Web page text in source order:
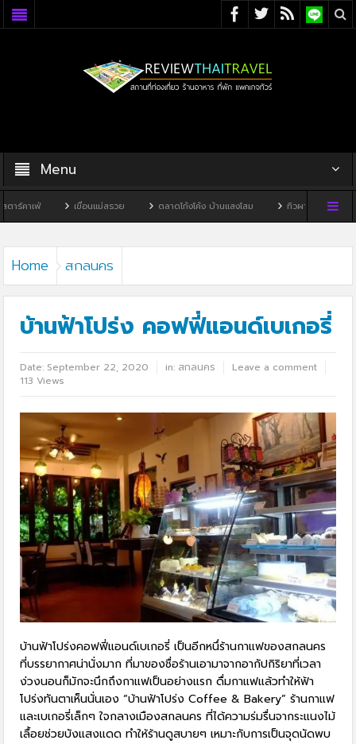
Menu
เขื่อนแม่สรวย ตลาดโก้งโค้ง บ้านแสงโสม ทิวผาคาเฟ่ บ้านพิพิธภัณฑ์
Home สกลนคร
บ้านฟ้าโปร่ง คอฟฟี่แอนด์เบเกอรี่
Date: September 22, 2020 in: สกลนคร
Leave a comment
113 Views
บ้านฟ้าโปร่งคอฟฟี่แอนด์เบเกอรี่ เป็นอีกหนึ่ร้านกาแฟของสกลนคร
ที่บรรยากาศน่านั่งมาก ที่มาของชื่อร้านเอามาจากอากัปกิริยาที่เวลา
ง่วงนอนก็มักจะนึกถึงกาแฟเป็นอย่างแรก ดื่มกาแฟแล้วทำให้ฟ้า
โปร่งทันตาเห็นนั่นเอง “บ้านฟ้าโปร่ง Coffee & Bakery” ร้านกาแฟ
และเบเกอรี่เล็กๆ ใจกลางเมืองสกลนคร ที่ได้ความร่มรื่นจากระแนงไม้
เลื้อยช่วยบังแสงแดด ทำให้ร้านดูสบายๆ เหมาะกับการเป็นจุดนัดพบ